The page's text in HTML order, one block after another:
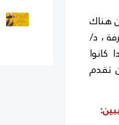
هناك
، د/
تقدم